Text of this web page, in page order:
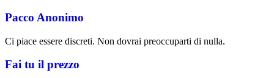
Pacco Anonimo
Ci piace essere discreti. Non dovrai preoccuparti di nulla.
Fai tu il prezzo